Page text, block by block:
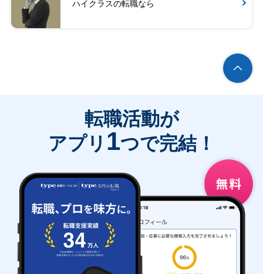
ハイクラスの転職なら
転職活動が
アプリ 1つで完結！